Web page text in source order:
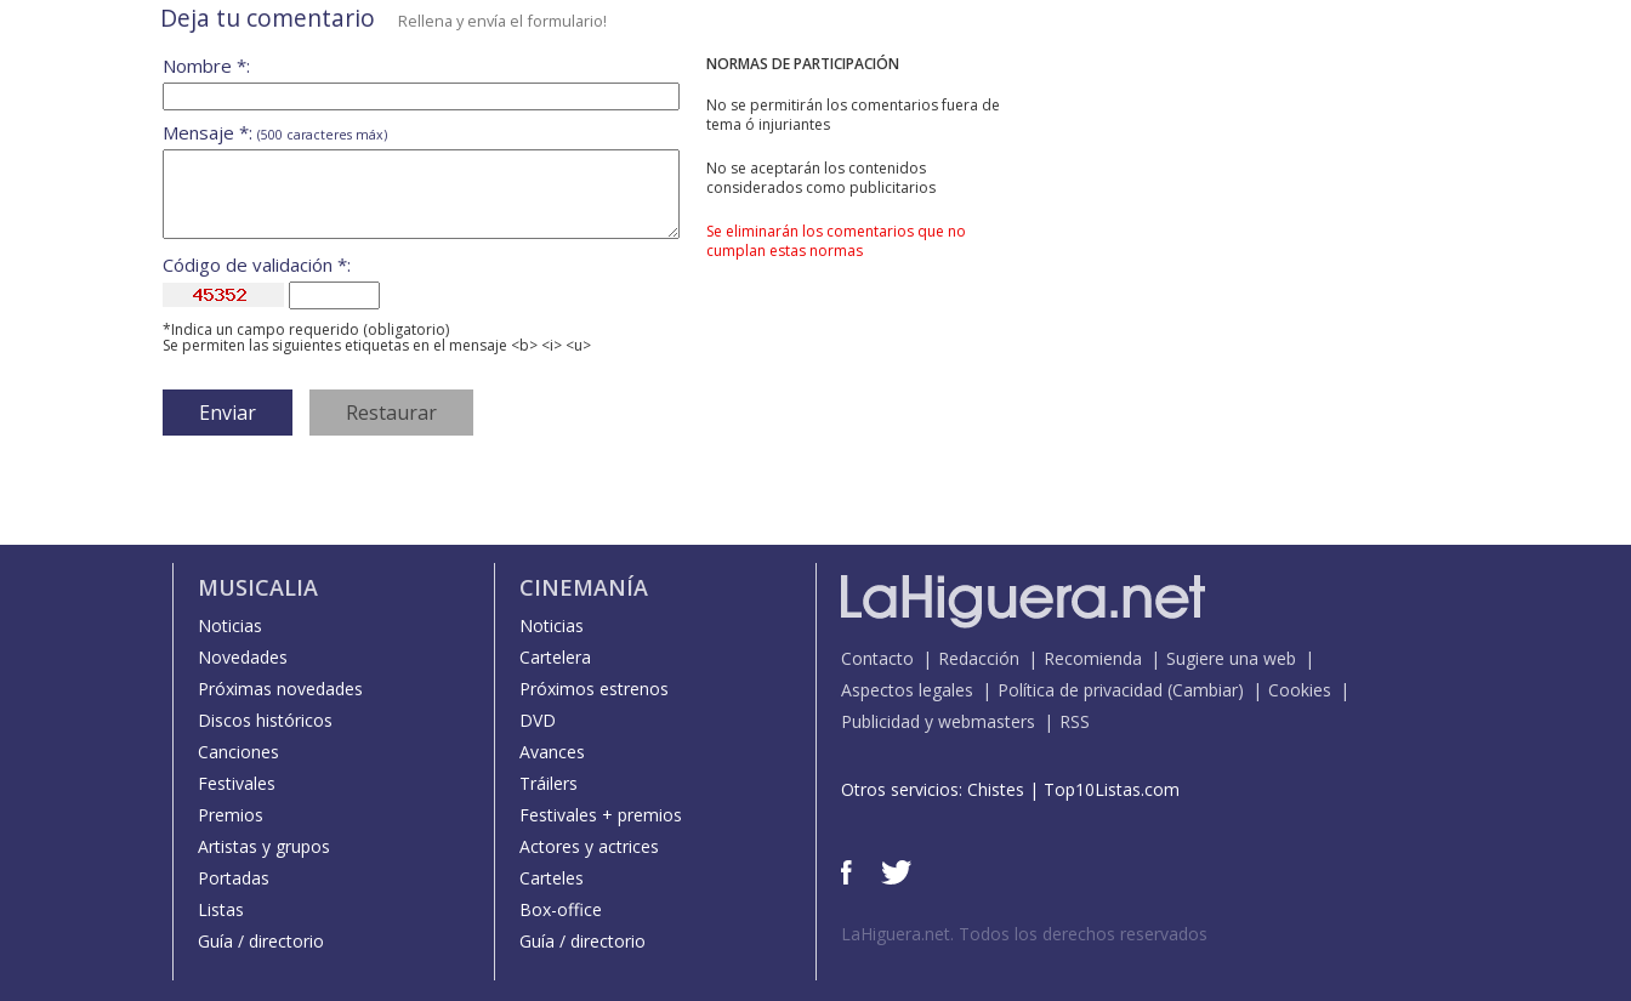
Deja tu comentario Rellena y envía el formulario!
NORMAS DE PARTICIPACIÓN
No se permitirán los comentarios fuera de
tema ó injuriantes
No se aceptarán los contenidos
considerados como publicitarios
Se eliminarán los comentarios que no
cumplan estas normas
Nombre *:
Mensaje *: (500 caracteres máx)
Código de validación *:
*Indica un campo requerido (obligatorio)
Se permiten las siguientes etiquetas en el mensaje <b> <i> <u>
MUSICALIA
Noticias
Novedades
Próximas novedades
Discos históricos
Canciones
Festivales
Premios
Artistas y grupos
Portadas
Listas
Guía / directorio
CINEMANÍA
Noticias
Cartelera
Próximos estrenos
DVD
Avances
Tráilers
Festivales + premios
Actores y actrices
Carteles
Box-office
Guía / directorio
Contacto Redacción Recomienda
Sugiere una web
Aspectos legales
Política de privacidad (Cambiar)
Cookies
Publicidad y webmasters
RSS
Otros servicios: Chistes | Top10Listas.com
LaHiguera.net. Todos los derechos reservados